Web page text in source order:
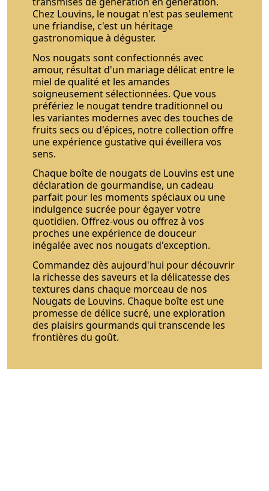
Chez Louvins, le nougat n'est pas seulement
une friandise, c'est un héritage
gastronomique à déguster.
Nos nougats sont confectionnés avec
amour, résultat d'un mariage délicat entre le
miel de qualité et les amandes
soigneusement sélectionnées. Que vous
préfériez le nougat tendre traditionnel ou
les variantes modernes avec des touches de
fruits secs ou d'épices, notre collection offre
une expérience gustative qui éveillera vos
sens.
Chaque boîte de nougats de Louvins est une
déclaration de gourmandise, un cadeau
parfait pour les moments spéciaux ou une
indulgence sucrée pour égayer votre
quotidien. Offrez-vous ou offrez à vos
proches une expérience de douceur
inégalée avec nos nougats d'exception.
Commandez dès aujourd'hui pour découvrir
la richesse des saveurs et la délicatesse des
textures dans chaque morceau de nos
Nougats de Louvins. Chaque boîte est une
promesse de délice sucré, une exploration
des plaisirs gourmands qui transcende les
frontières du goût.